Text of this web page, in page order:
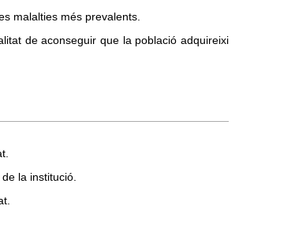
malalties més prevalents.
de aconseguir que la població adquireixi
la institució.